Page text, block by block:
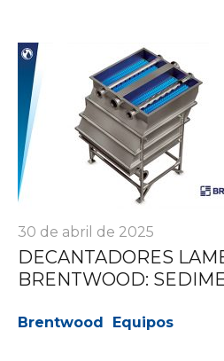
30 de abril de 2025
DECANTADORES
BRENTWOOD:
Brentwood Equipos